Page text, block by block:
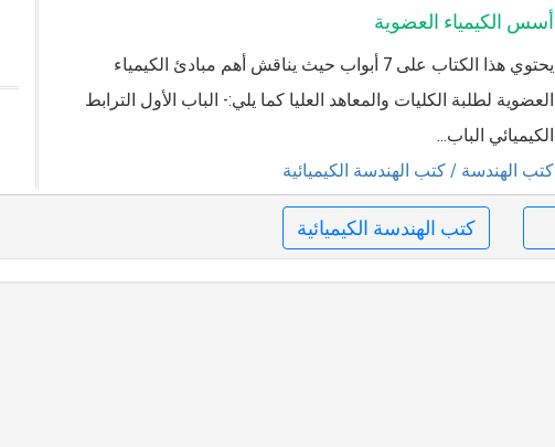
أسس الكيمياء العضوية
يحتوي هذا الكتاب على 7 أبواب حيث يناقش أهم مبادئ الكيمياء
العضوية لطلبة الكليات والمعاهد العليا كما يلي:- الباب الأول الترابط
الكيميائي الباب...
كتب الهندسة / كتب الهندسة الكيميائية
كتب الهندسة الكيميائية